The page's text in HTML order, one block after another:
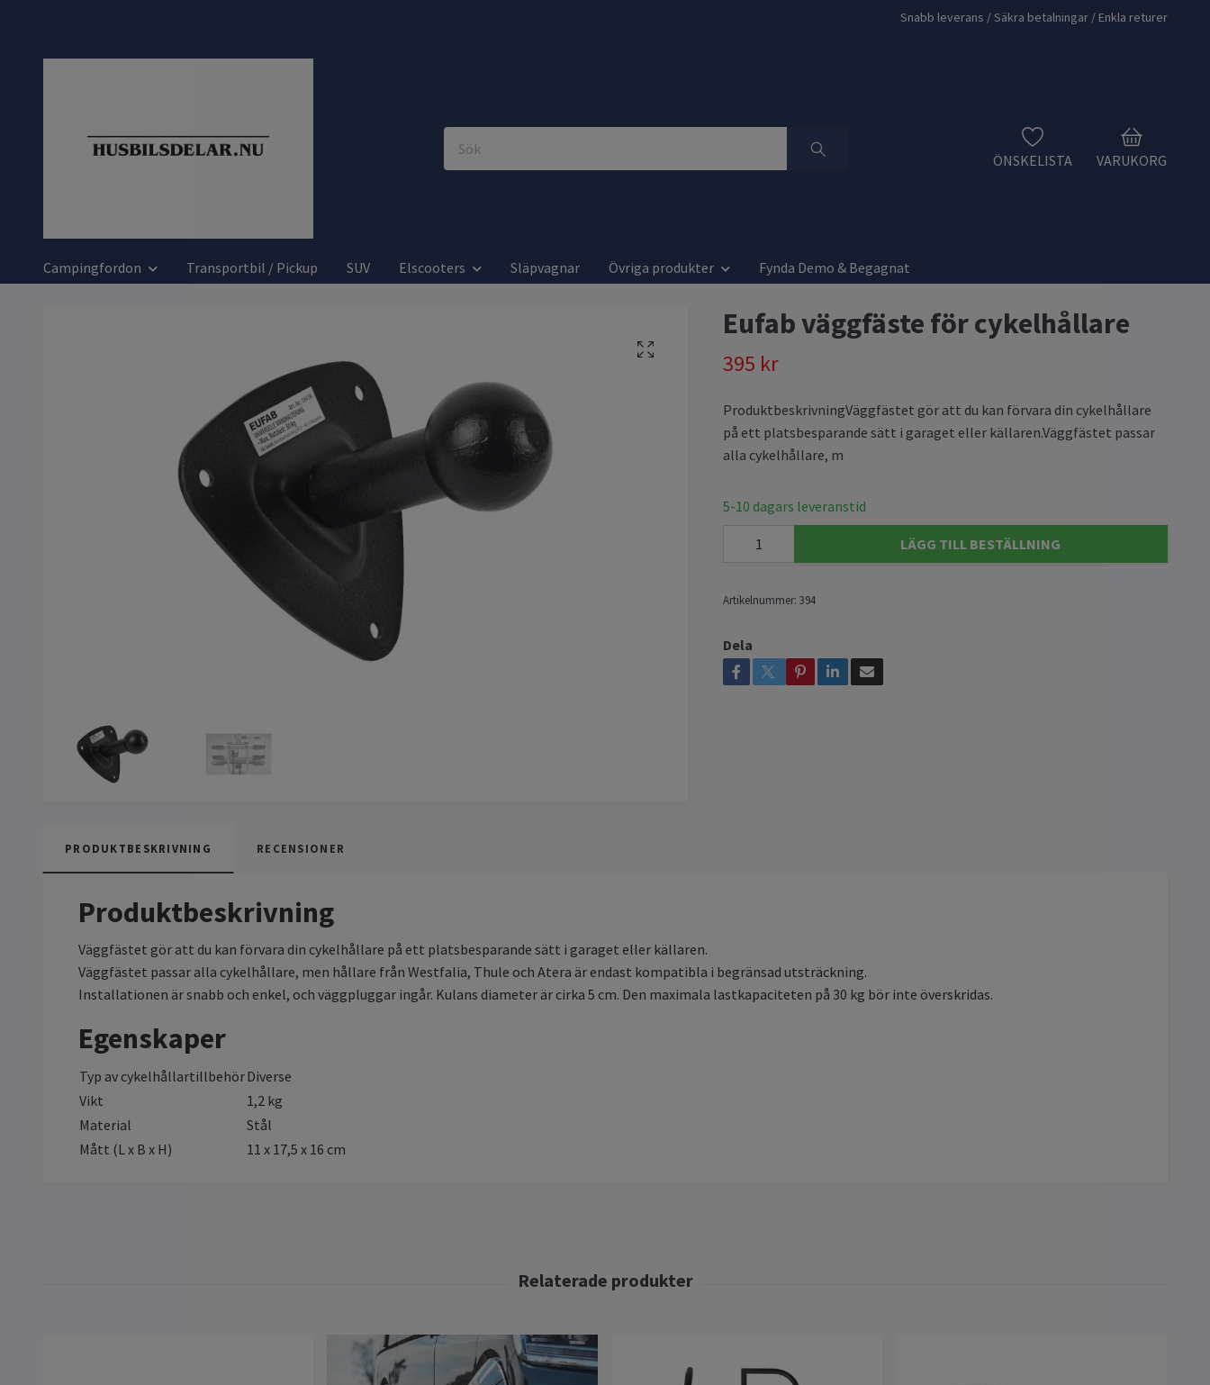
Snabb leverans / Säkra betalningar / Enkla returer
ÖNSKELISTA VARUKORG
Campingfordon Transportbil / Pickup SUV Elscooters Släpvagnar Övriga produkter Fynda Demo & Begagnat
Eufab väggfäste för cykelhållare
395 kr
ProduktbeskrivningVäggfästet gör att du kan förvara din cykelhållare
på ett platsbesparande sätt i garaget eller källaren.Väggfästet passar
alla cykelhållare, m
5-10 dagars leveranstid
LÄGG TILL BESTÄLLNING
Artikelnummer: 394
Dela
PRODUKTBESKRIVNING RECENSIONER
Produktbeskrivning
Väggfästet gör att du kan förvara din cykelhållare på ett platsbesparande sätt i garaget eller källaren.
Väggfästet passar alla cykelhållare, men hållare från Westfalia, Thule och Atera är endast kompatibla i begränsad utsträckning.
Installationen är snabb och enkel, och väggpluggar ingår. Kulans diameter är cirka 5 cm. Den maximala lastkapaciteten på 30 kg bör inte överskridas.
Egenskaper
Typ av cykelhållartillbehörDiverse
Vikt
1,2 kg
Material
Stål
Mått (L x B x H)
11 x 17,5 x 16 cm